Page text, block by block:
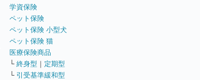
学資保険
ペット保険
ペット保険 小型犬
ペット保険 猫
医療保険商品
└ 終身型 ｜ 定期型
└ 引受基準緩和型